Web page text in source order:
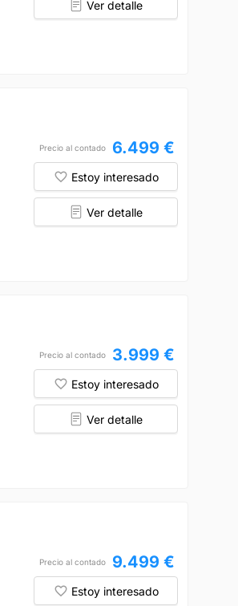
Ver detalle
Precio al contado 6.499 €
Estoy interesado
Ver detalle
Precio al contado 3.999 €
Estoy interesado
Ver detalle
Precio al contado 9.499 €
Estoy interesado